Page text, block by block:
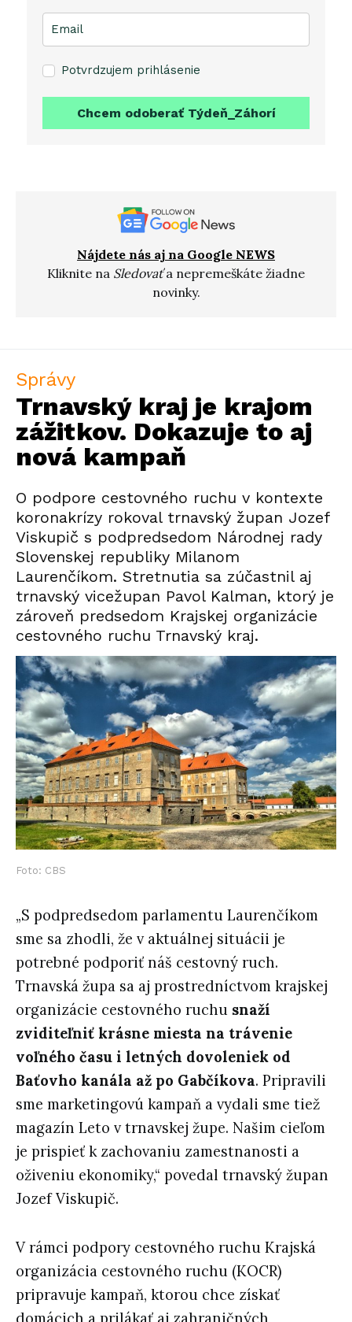
Potvrdzujem prihlásenie
Chcem odoberať Týdeň_Záhorí
Nájdete nás aj na Google NEWS
Kliknite na Sledovaťa nepremeškáte žiadne
novinky.
Správy
Trnavský kraj je krajom
zážitkov. Dokazuje to aj
nová kampaň
O podpore cestovného ruchu v kontexte
koronakrízy rokoval trnavský župan Jozef
Viskupič s podpredsedom Národnej rady
Slovenskej republiky Milanom
Laurenčíkom. Stretnutia sa zúčastnil aj
trnavský vicežupan Pavol Kalman, ktorý je
zároveň predsedom Krajskej organizácie
cestovného ruchu Trnavský kraj.
Foto: CBS
„S podpredsedom parlamentu Laurenčíkom
sme sa zhodli, že v aktuálnej situácii je
potrebné podporiť náš cestovný ruch.
Trnavská župa sa aj prostredníctvom krajskej
organizácie cestovného ruchu snaží
zviditeľniť krásne miesta na trávenie
voľného času i letných dovoleniek od
Baťovho kanála až po Gabčíkova. Pripravili
sme marketingovú kampaň a vydali sme tiež
magazín Leto v trnavskej župe. Našim cieľom
je prispieť k zachovaniu zamestnanosti a
oživeniu ekonomiky,“ povedal trnavský župan
Jozef Viskupič.
V rámci podpory cestovného ruchu Krajská
organizácia cestovného ruchu (KOCR)
pripravuje kampaň, ktorou chce získať
domácich a prilákať aj zahraničných